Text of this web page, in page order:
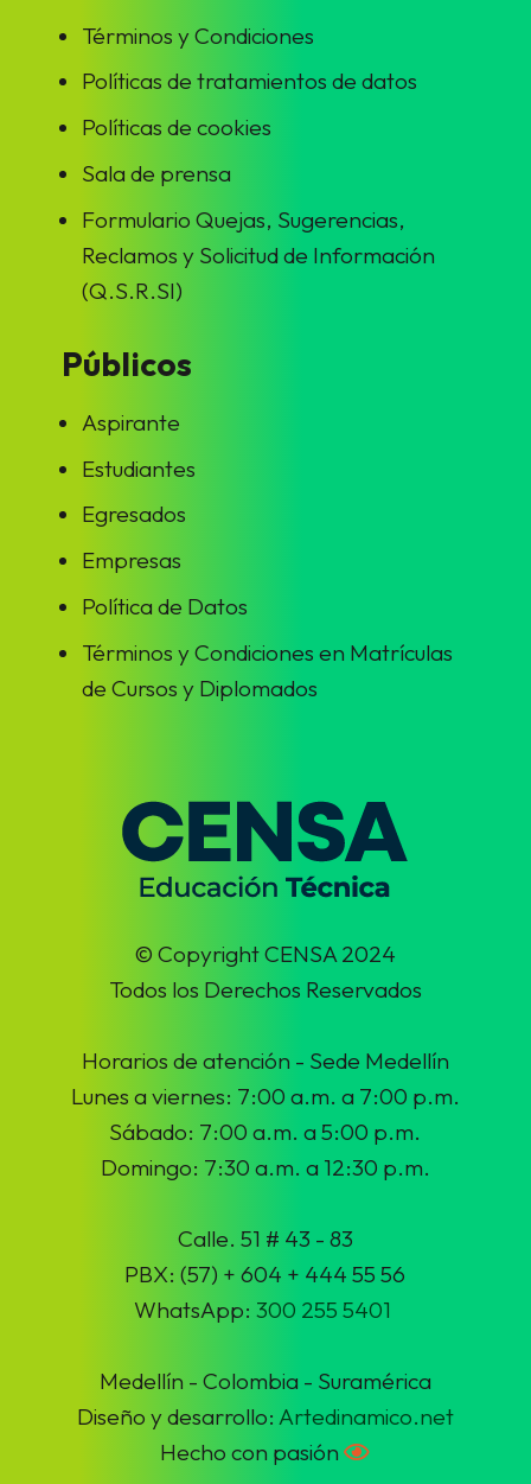
Términos y Condiciones
Políticas de tratamientos de datos
Políticas de cookies
Sala de prensa
Formulario Quejas, Sugerencias,
Reclamos y Solicitud de Información
(Q.S.R.SI)
Públicos
Aspirante
Estudiantes
Egresados
Empresas
Política de Datos
Términos y Condiciones en Matrículas
de Cursos y Diplomados
© Copyright CENSA 2024
Todos los Derechos Reservados
Horarios de atención - Sede Medellín
Lunes a viernes: 7:00 a.m. a 7:00 p.m.
Sábado: 7:00 a.m. a 5:00 p.m.
Domingo: 7:30 a.m. a 12:30 p.m.
Calle. 51 # 43 - 83
PBX: (57) + 604 + 444 55 56
WhatsApp:300 255 5401
Medellín - Colombia - Suramérica
Diseño y desarrollo: Artedinamico.net
Hecho con pasión